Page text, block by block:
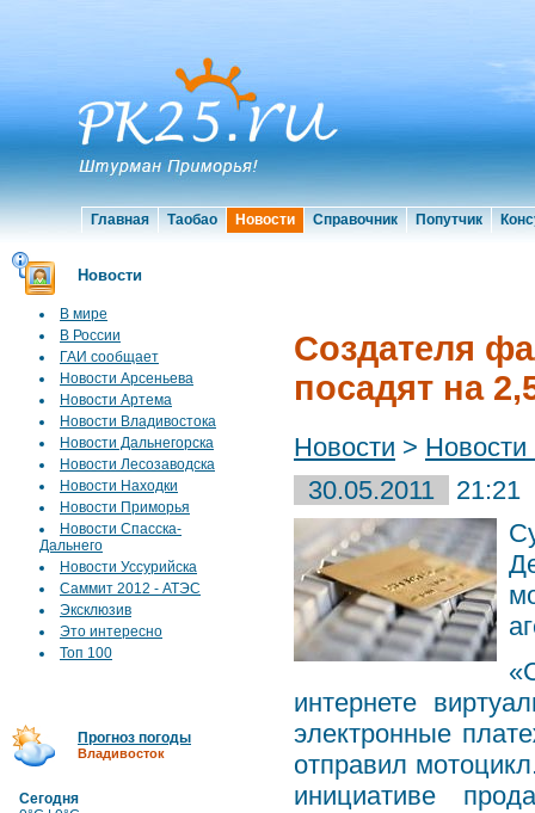
Главная Таобао Новости Справочник Попутчик
Новости
В мире
В России
ГАИ сообщает
Новости Арсеньева
Новости Артема
Новости Владивостока
Новости Дальнегорска
Новости Лесозаводска
Новости Находки
Новости Приморья
Новости Спасска-
Дальнего
Новости Уссурийска
Саммит 2012 - АТЭС
Эксклюзив
Это интересно
Топ 100
Прогноз погоды
Владивосток
Сегодня
Создателя
посадят на
Новости > Новости
30.05.2011
21:21
интернете
электронные
отправил
инициативе